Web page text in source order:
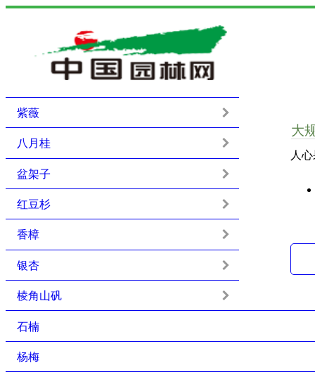
大
人
紫薇
八月桂
盆架子
红豆杉
香樟
银杏
棱角山矾
石楠
杨梅